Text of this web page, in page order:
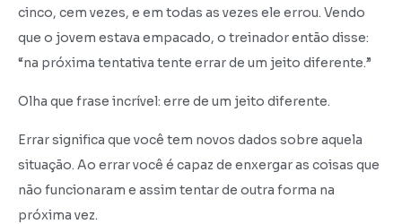
cinco, cem vezes, e em todas as vezes ele errou. Vendo
que o jovem estava empacado, o treinador então disse:
“na próxima tentativa tente errar de um jeito diferente.”
Olha que frase incrível: erre de um jeito diferente.
Errar significa que você tem novos dados sobre aquela
situação. Ao errar você é capaz de enxergar as coisas que
não funcionaram e assim tentar de outra forma na
próxima vez.